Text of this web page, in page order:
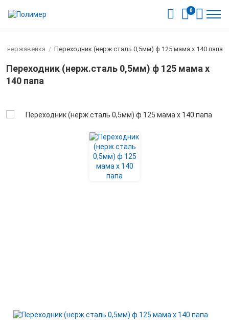
0
нержавейка / Переходник (нерж.сталь 0,5мм) ф 125 мама х 140 папа
Переходник (нерж.сталь 0,5мм) ф 125 мама х
140 папа